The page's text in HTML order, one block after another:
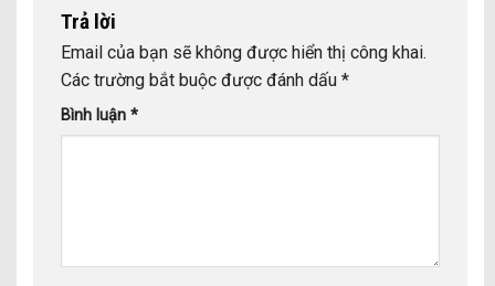
Trả lời
Email của bạn sẽ không được hiển thị công khai.
Các trường bắt buộc được đánh dấu *
Bình luận *